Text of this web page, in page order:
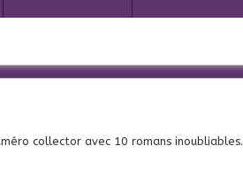
collector avec 10 romans inoubliables.